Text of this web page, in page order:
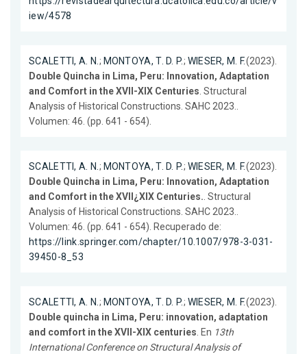
iew/4578
SCALETTI, A. N.; MONTOYA, T. D. P.; WIESER, M. F.(2023).
Double Quincha in Lima, Peru: Innovation, Adaptation
and Comfort in the XVII-XIX Centuries. Structural
Analysis of Historical Constructions. SAHC 2023..
Volumen: 46. (pp. 641 - 654).
SCALETTI, A. N.; MONTOYA, T. D. P.; WIESER, M. F.(2023).
Double Quincha in Lima, Peru: Innovation, Adaptation
and Comfort in the XVII¿XIX Centuries.. Structural
Analysis of Historical Constructions. SAHC 2023..
Volumen: 46. (pp. 641 - 654). Recuperado de:
https://link.springer.com/chapter/10.1007/978-3-031-
39450-8_53
SCALETTI, A. N.; MONTOYA, T. D. P.; WIESER, M. F.(2023).
Double quincha in Lima, Peru: innovation, adaptation
and comfort in the XVII-XIX centuries. En 13th
International Conference on Structural Analysis of